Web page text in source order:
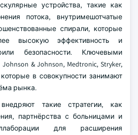
устройства, такие как
потока, внутримешотчатые
спирали, которые
высокую эффективность и
безопасности. Ключевыми
& Johnson, Medtronic, Stryker,
которые в совокупности занимают
рынка.
такие стратегии, как
партнёрства с больницами и
для расширения